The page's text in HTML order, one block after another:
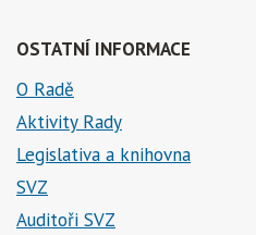
OSTATNÍ INFORMACE
O Radě
Aktivity Rady
Legislativa a knihovna
SVZ
Auditoři SVZ